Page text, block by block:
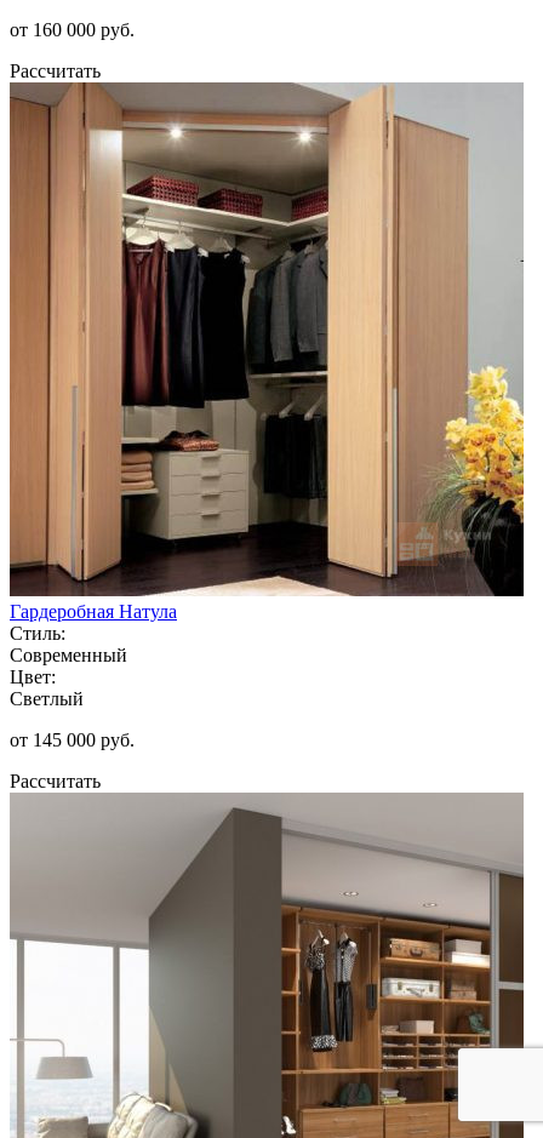
от 160 000 руб.
Рассчитать
Гардеробная Натула
Стиль:
Современный
Цвет:
Светлый
от 145 000 руб.
Рассчитать